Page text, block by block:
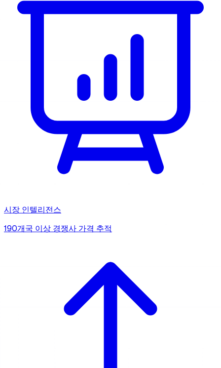
시장 인텔리전스
190개국 이상 경쟁사 가격 추적